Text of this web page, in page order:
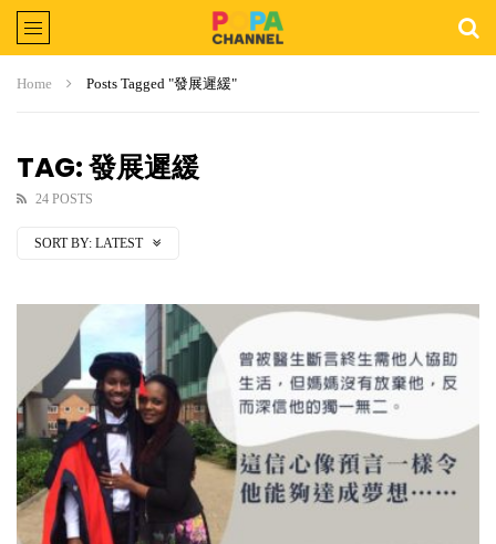
Home Posts Tagged "發展遲緩"
TAG: 發展遲緩
24 POSTS
SORT BY: LATEST